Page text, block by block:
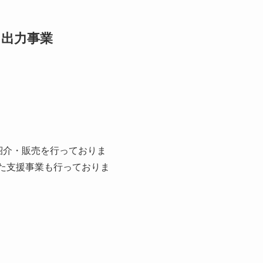
力事業
・販売を行っておりま
支援事業も行っておりま